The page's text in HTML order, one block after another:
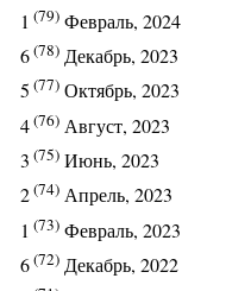
1 (79) Февраль, 2024
6(78) Декабрь, 2023
5 (77) Октябрь, 2023
4(76) Август, 2023
3 (75) Июнь, 2023
2(74) Апрель, 2023
1 (73) Февраль, 2023
6(72) Декабрь, 2022